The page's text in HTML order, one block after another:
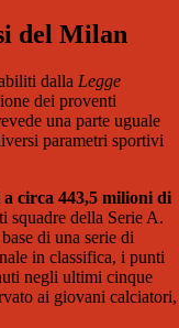
del Milan
dalla Legge
dei proventi
una parte uguale
parametri sportivi
circa 443,5 milioni di
squadre della Serie A.
di una serie di
in classifica, i punti
negli ultimi cinque
ai giovani calciatori,